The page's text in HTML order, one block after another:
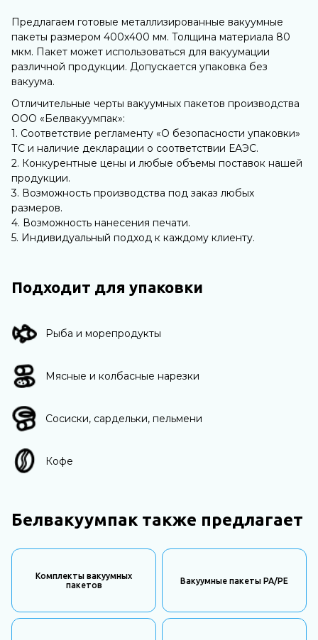
Предлагаем готовые металлизированные вакуумные
пакеты размером 400х400 мм. Толщина материала 80
мкм. Пакет может использоваться для вакуумации
различной продукции. Допускается упаковка без
вакуума.
Отличительные черты вакуумных пакетов производства
ООО «Белвакуумпак»:
1. Соответствие регламенту «О безопасности упаковки»
ТС и наличие декларации о соответствии ЕАЭС.
2. Конкурентные цены и любые объемы поставок нашей
продукции.
3. Возможность производства под заказ любых
размеров.
4. Возможность нанесения печати.
5. Индивидуальный подход к каждому клиенту.
Подходит для упаковки
Рыба и морепродукты
Мясные и колбасные нарезки
Сосиски, сардельки, пельмени
Кофе
Белвакуумпак также предлагает
Комплекты вакуумных
пакетов
Вакуумные пакеты PA/PE